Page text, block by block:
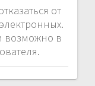
от
возможно в